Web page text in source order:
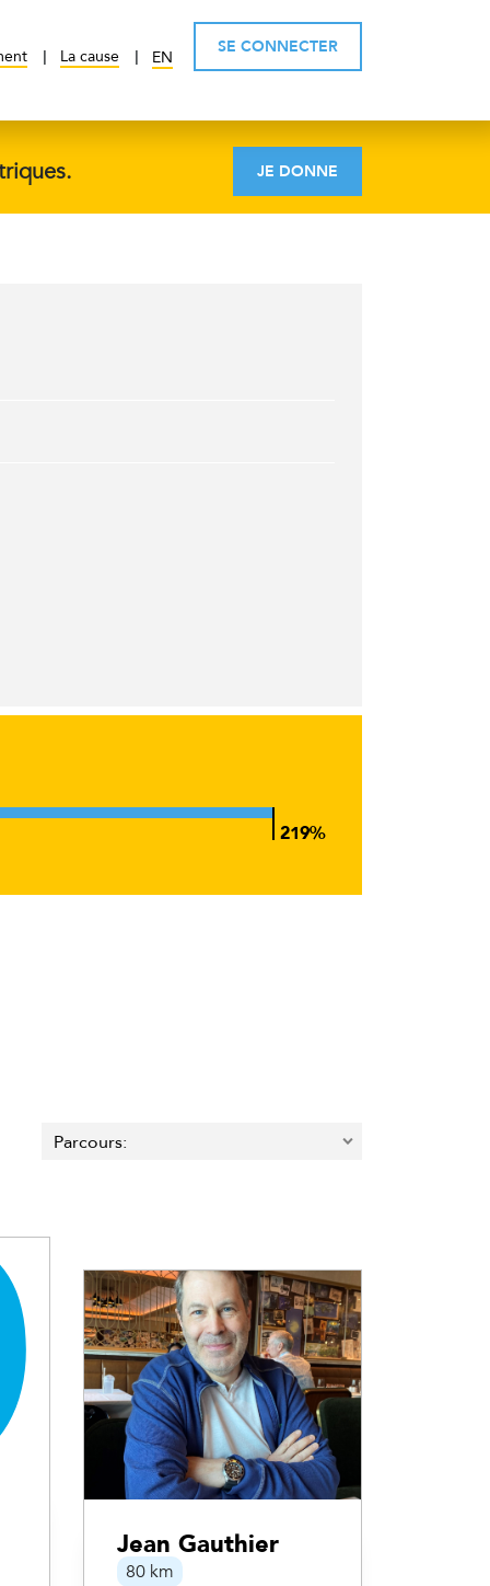
La cause EN
SE CONNECTER
JE DONNE
Jean Gauthier
80 km